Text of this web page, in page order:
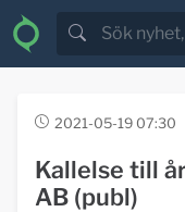
2021-05-19 07:30
Kallelse till
AB (publ)